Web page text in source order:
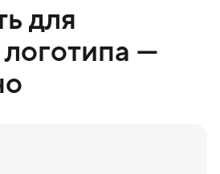
для
—